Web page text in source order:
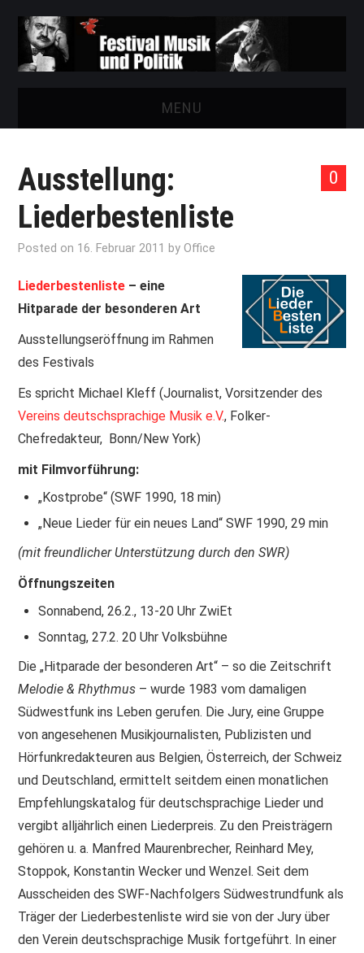
MENU
FESTIVAL
NEWS
AUSSTELLUNGEN
ARCHIV
PRINT & CDS
IMPRESSUM
0
Ausstellung:
Liederbestenliste
Posted on 16. Februar 2011 byOffice
Liederbestenliste – eine
Hitparade der besonderen Art
Ausstellungseröffnung im Rahmen
des Festivals
Es spricht Michael Kleff (Journalist, Vorsitzender des
Vereins deutschsprachige Musik e.V., Folker-
Chefredakteur, Bonn/New York)
mit Filmvorführung:
„Kostprobe“ (SWF 1990, 18 min)
„Neue Lieder für ein neues Land“ SWF 1990, 29 min
(mit freundlicher Unterstützung durch den SWR)
Öffnungszeiten
Sonnabend, 26.2., 13-20 Uhr ZwiEt
Sonntag, 27.2. 20 Uhr Volksbühne
Die „Hitparade der besonderen Art“ – so die Zeitschrift
Melodie & Rhythmus – wurde 1983 vom damaligen
Südwestfunk ins Leben gerufen. Die Jury, eine Gruppe
von angesehenen Musikjournalisten, Publizisten und
Hörfunkredakteuren aus Belgien, Österreich, der Schweiz
und Deutschland, ermittelt seitdem einen monatlichen
Empfehlungskatalog für deutschsprachige Lieder und
vergibt alljährlich einen Liederpreis. Zu den Preisträgern
gehören u. a. Manfred Maurenbrecher, Reinhard Mey,
Stoppok, Konstantin Wecker und Wenzel. Seit dem
Ausscheiden des SWF-Nachfolgers Südwestrundfunk als
Träger der Liederbestenliste wird sie von der Jury über
den Verein deutschsprachige Musik fortgeführt. In einer